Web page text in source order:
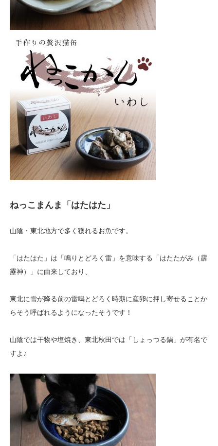
ねっこまんま「はたはた」
山陰・東北地方で多く獲れるお魚です。
「はたはた」は「鳴りとどろく雷」を意味する「はたたがみ（霹
靂神）」に由来しており、
東北に雪が降る前の雷鳴とどろく時期に産卵に押し寄せることか
らそう呼ばれるようになったそうです！
山陰では干物や塩焼き、東北秋田では「しょっつる鍋」が有名で
すよ♪